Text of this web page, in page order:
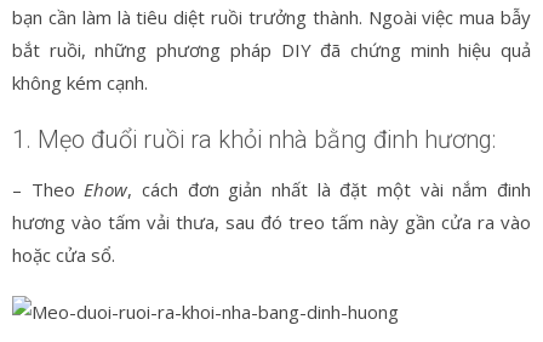
bạn cần làm là tiêu diệt ruồi trưởng thành. Ngoài việc mua bẫy
bắt ruồi, những phương pháp DIY đã chứng minh hiệu quả
không kém cạnh.
1. Mẹo đuổi ruồi ra khỏi nhà bằng đinh hương:
– TheoEhow, cách đơn giản nhất là đặt một vài nắm đinh
hương vào tấm vải thưa, sau đó treo tấm này gần cửa ra vào
hoặc cửa sổ.